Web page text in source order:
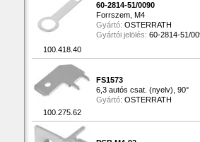
100.418.40
60-2814-51/0090
Forrszem, M4
Gyártó: OSTERRATH
Gyártói jelölés: 60-2814-51/
100.275.62
FS1573
6,3 autós csat. (nyelv), 90°
Gyártó: OSTERRATH